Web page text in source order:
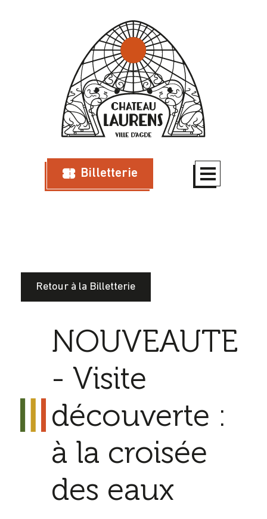
Billetterie
Retour à la Billetterie
NOUVEAUTE
- Visite
découverte :
à la croisée
des eaux